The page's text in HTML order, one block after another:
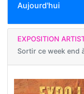
Aujourd'hui
EXPOSITION
Sortir ce week end